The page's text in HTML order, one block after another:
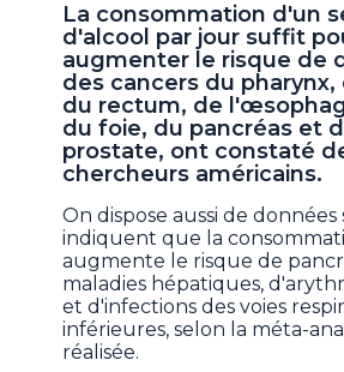
La consommation d'un
d'alcool par jour suffit
augmenter le risque de
des cancers du
du rectum, de
du foie, du pancréas et
prostate, ont constaté
chercheurs américains.
On dispose aussi de données
indiquent que la
augmente le risque de
maladies hépatiques,
et d'infections des voies
inférieures, selon la méta-
réalisée.